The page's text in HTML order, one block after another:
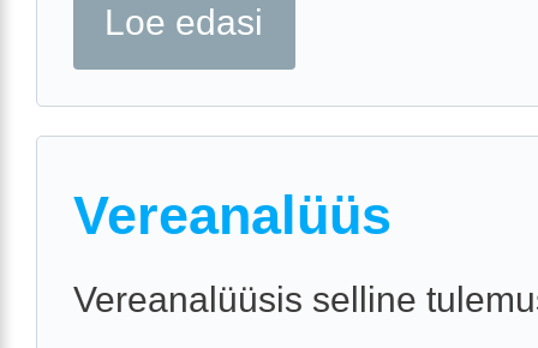
Loe edasi
Vereanalüüs
Vereanalüüsis selline